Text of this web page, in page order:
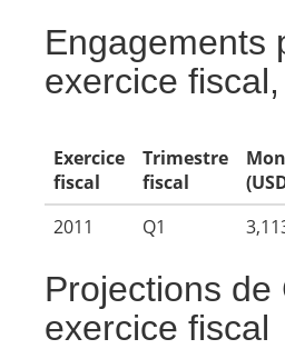
Engagements
exercice
Exercice
fiscal
Trimestre
fiscal
2011
Q1
Projections de
exercice fiscal